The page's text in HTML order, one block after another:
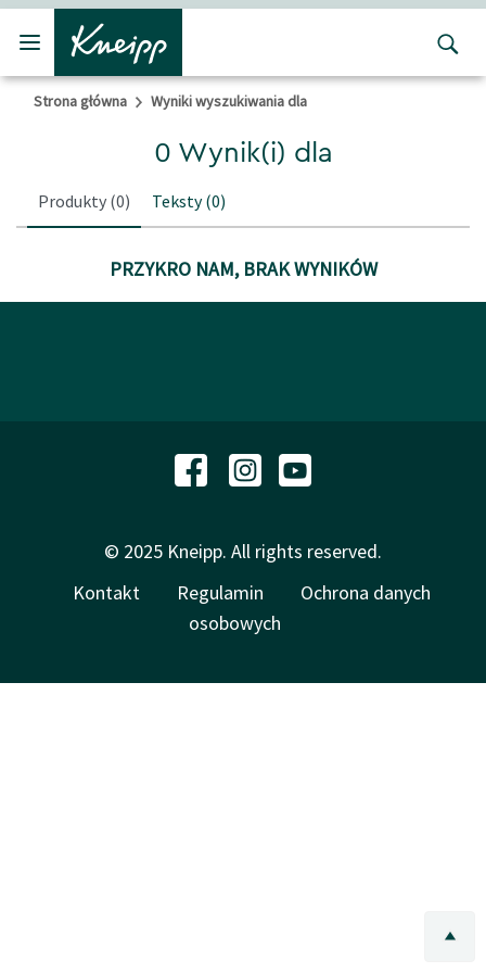
Przejdź do głównego menu
Przejdź do stopki
Strona główna Wyniki wyszukiwania dla
0 Wynik(i) dla
Produkty (0) Teksty(0)
PRZYKRO NAM, BRAK WYNIKÓW
© 2025 Kneipp. All rights reserved.
Kontakt
Regulamin
Ochrona danych
osobowych